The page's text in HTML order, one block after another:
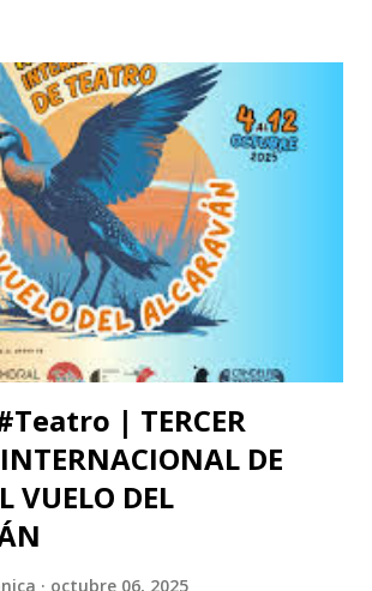
Caldas (Bogotá, Colombia). El congreso
de instituciones académicas de gran
Universidad Michoacana de San Nicolás
la Facultad de Estudios Superiores
y la Facultad de Estudios
(UNAM, México), además de un comité
con abrir nuevas miradas sobre
| TERCER
DE
VUELO DEL
octubre 06, 2025